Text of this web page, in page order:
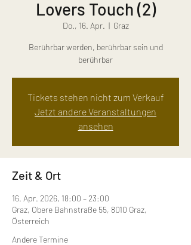
Lovers Touch (2)
Do., 16. Apr.
  |
Graz
Berührbar werden, berührbar sein und
berührbar
Tickets stehen nicht zum Verkauf
Jetzt andere Veranstaltungen
ansehen
Zeit & Ort
16. Apr. 2026, 18:00 – 23:00
Graz, Obere Bahnstraße 55, 8010 Graz,
Österreich
Andere Termine